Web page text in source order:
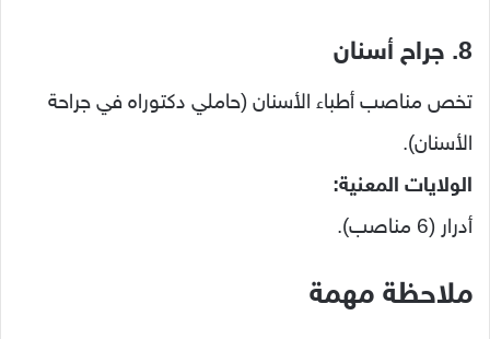
8. جراح أسنان
تخص مناصب أطباء الأسنان (حاملي دكتوراه في جراحة
الأسنان).
الولايات المعنية:
أدرار (6 مناصب).
ملاحظة مهمة